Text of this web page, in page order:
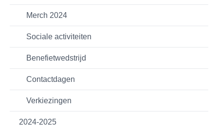
Merch 2024
Sociale activiteiten
Benefietwedstrijd
Contactdagen
Verkiezingen
2024-2025